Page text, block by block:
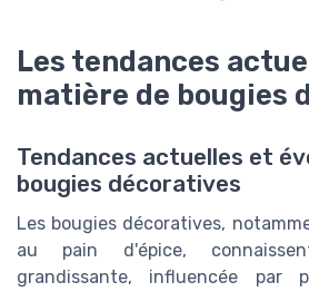
Les tendances
matière de bougies
Tendances actuelles et
bougies décoratives
Les bougies décoratives,
au pain d'épice,
grandissante, influencée par